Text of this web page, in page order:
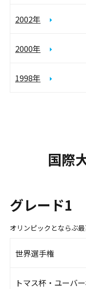
2002年
2000年
1998年
国際
グレード1
オリンピックとならぶ
世界選手権
トマス杯・ユーバ